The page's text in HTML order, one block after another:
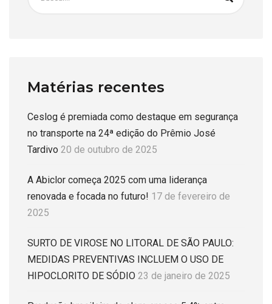
Matérias recentes
Ceslog é premiada como destaque em segurança
no transporte na 24ª edição do Prêmio José
Tardivo 20 de outubro de 2025
A Abiclor começa 2025 com uma liderança
renovada e focada no futuro! 17 de fevereiro de
2025
SURTO DE VIROSE NO LITORAL DE SÃO PAULO:
MEDIDAS PREVENTIVAS INCLUEM O USO DE
HIPOCLORITO DE SÓDIO 23 de janeiro de 2025